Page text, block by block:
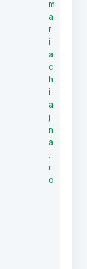
m
a
r
i
a
c
h
i
a
j
n
a
.
r
o